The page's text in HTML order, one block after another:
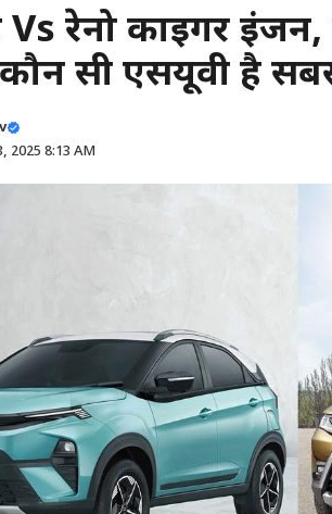
Vs रेनो काइगर
सी एसयूवी है
2025 8:13 AM